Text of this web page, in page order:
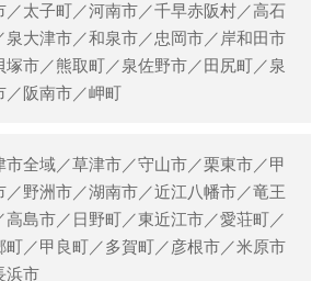
／太子町／河南市／千早赤阪村／高石
泉大津市／和泉市／忠岡市／岸和田市
塚市／熊取町／泉佐野市／田尻町／泉
／阪南市／岬町
市全域／草津市／守山市／栗東市／甲
／野洲市／湖南市／近江八幡市／竜王
高島市／日野町／東近江市／愛荘町／
町／甲良町／多賀町／彦根市／米原市
浜市